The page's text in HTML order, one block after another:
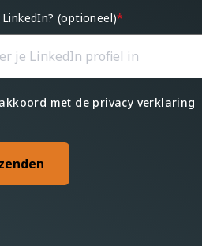
(optioneel)*
met de privacy verklaring